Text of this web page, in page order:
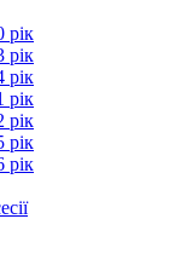
рік
рік
рік
рік
рік
рік
рік